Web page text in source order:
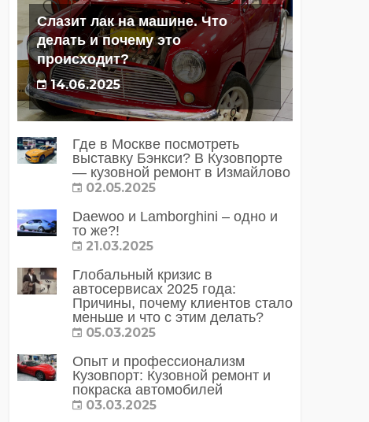
Слазит лак на машине. Что
делать и почему это
происходит?
14.06.2025
Где в Москве посмотреть
выставку Бэнкси? В Кузовпорте
— кузовной ремонт в Измайлово
02.05.2025
Daewoo и Lamborghini – одно и
то же?!
21.03.2025
Глобальный кризис в
автосервисах 2025 года:
Причины, почему клиентов стало
меньше и что с этим делать?
05.03.2025
Опыт и профессионализм
Кузовпорт: Кузовной ремонт и
покраска автомобилей
03.03.2025